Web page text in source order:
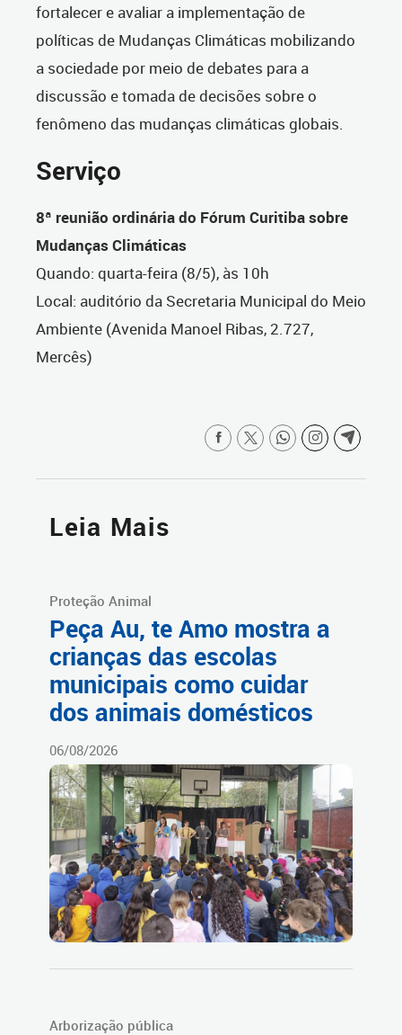
fortalecer e avaliar a implementação de
políticas de Mudanças Climáticas mobilizando
a sociedade por meio de debates para a
discussão e tomada de decisões sobre o
fenômeno das mudanças climáticas globais.
Serviço
8ª reunião ordinária do Fórum Curitiba sobre
Mudanças Climáticas
Quando: quarta-feira (8/5), às 10h
Local: auditório da Secretaria Municipal do Meio
Ambiente (Avenida Manoel Ribas, 2.727,
Mercês)
Leia Mais
Proteção Animal
Peça Au, te Amo mostra a
crianças das escolas
municipais como cuidar
dos animais domésticos
06/08/2026
Arborização pública